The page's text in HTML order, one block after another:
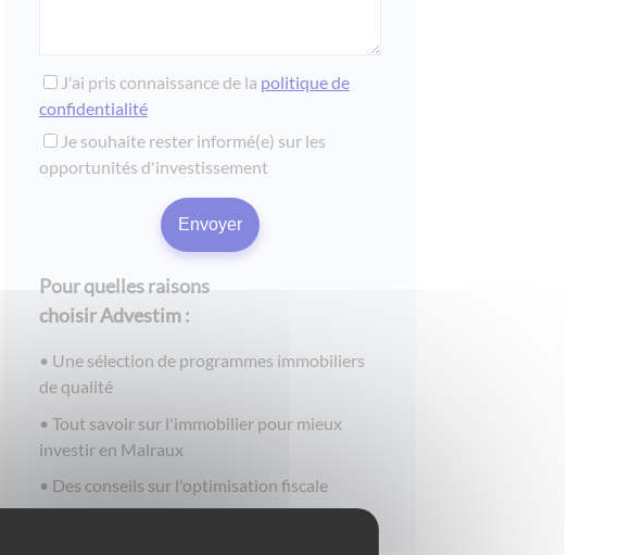
J'ai pris connaissance de la politique de
confidentialité
Je souhaite rester informé(e) sur les
opportunités d'investissement
Pour quelles raisons
choisir Advestim :
Une sélection de programmes immobiliers
de qualité
Tout savoir sur l'immobilier pour mieux
investir en Malraux
Des conseils sur l'optimisation fiscale